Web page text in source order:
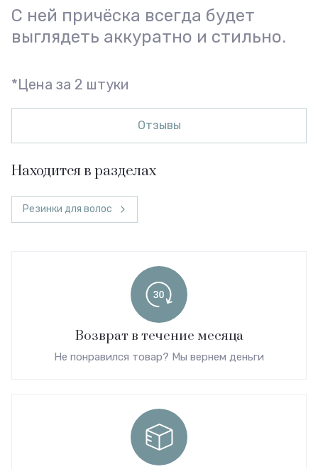
С ней причёска всегда будет
выглядеть аккуратно и стильно.
*Цена за 2 штуки
Отзывы
Находится в разделах
Резинки для волос
Возврат в течение месяца
Не понравился товар? Мы вернем деньги